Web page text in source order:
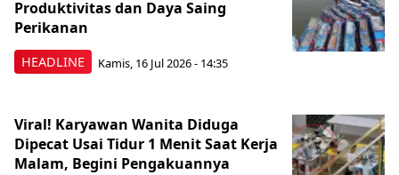
HEADLINE
Produktivitas dan Daya Saing
Perikanan
Kamis, 16 Jul 2026 - 14:35
Viral! Karyawan Wanita Diduga
Dipecat Usai Tidur 1 Menit Saat Kerja
Malam, Begini Pengakuannya